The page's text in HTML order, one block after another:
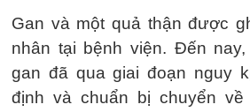
Gan và một quả thận được
nhân tại bệnh viện. Đến
gan đã qua giai đoạn nguy
định và chuẩn bị chuyển về